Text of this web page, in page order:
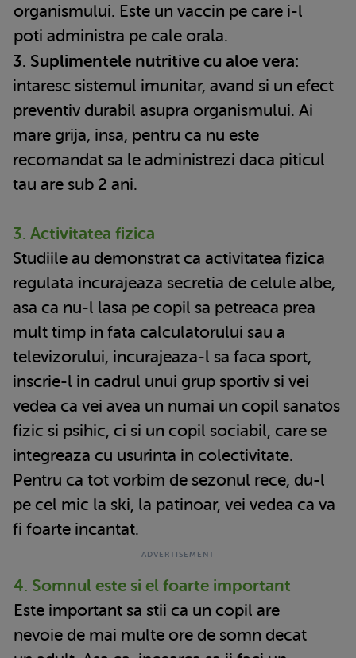
organismului. Este un vaccin pe care i-l
poti administra pe cale orala.
3. Suplimentele nutritive cu aloe vera:
intaresc sistemul imunitar, avand si un efect
preventiv durabil asupra organismului. Ai
mare grija, insa, pentru ca nu este
recomandat sa le administrezi daca piticul
tau are sub 2 ani.
3. Activitatea fizica
Studiile au demonstrat ca activitatea fizica
regulata incurajeaza secretia de celule albe,
asa ca nu-l lasa pe copil sa petreaca prea
mult timp in fata calculatorului sau a
televizorului, incurajeaza-l sa faca sport,
inscrie-l in cadrul unui grup sportiv si vei
vedea ca vei avea un numai un copil sanatos
fizic si psihic, ci si un copil sociabil, care se
integreaza cu usurinta in colectivitate.
Pentru ca tot vorbim de sezonul rece, du-l
pe cel mic la ski, la patinoar, vei vedea ca va
fi foarte incantat.
4. Somnul este si el foarte important
Este important sa stii ca un copil are
nevoie de mai multe ore de somn decat